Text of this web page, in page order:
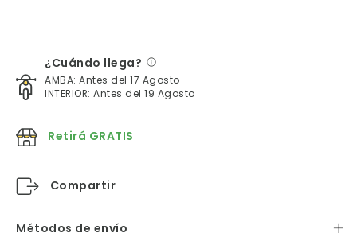
¿Cuándo llega?
AMBA: Antes del 17 Agosto
INTERIOR: Antes del 19 Agosto
Retirá GRATIS
Compartir
Métodos de envío